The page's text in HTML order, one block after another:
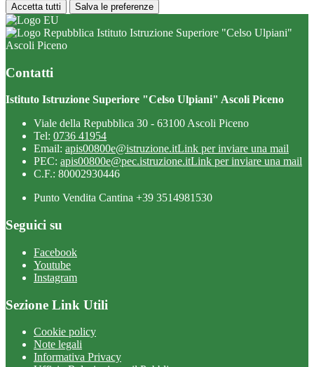
Accetta tutti Salva le preferenze
Istituto Istruzione Superiore "Celso Ulpiani"
Ascoli Piceno
Contatti
Istituto Istruzione Superiore "Celso Ulpiani" Ascoli Piceno
Viale della Repubblica 30 - 63100 Ascoli Piceno
Tel: 0736 41954
Email: apis00800e@istruzione.itLink per inviare una mail
PEC: apis00800e@pec.istruzione.itLink per inviare una mail
C.F.: 80002930446
Punto Vendita Cantina +39 3514981530
Seguici su
Facebook
Youtube
Instagram
Sezione Link Utili
Cookie policy
Note legali
Informativa Privacy